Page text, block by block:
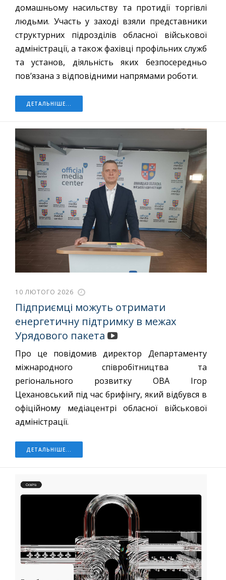
домашньому насильству та протидії торгівлі
людьми. Участь у заході взяли представники
структурних підрозділів обласної військової
адміністрації, а також фахівці профільних служб
та установ, діяльність яких безпосередньо
пов’язана з відповідними напрямами роботи.
ДЕТАЛЬНІШЕ...
10 ЛЮТОГО 2026
Підприємці можуть отримати
енергетичну підтримку в межах
Урядового пакета
Про це повідомив директор Департаменту
міжнародного співробітництва та
регіонального розвитку ОВА Ігор
Цехановський під час брифінгу, який відбувся в
офіційному медіацентрі обласної військової
адміністрації.
ДЕТАЛЬНІШЕ...